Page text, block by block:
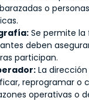
o
Se permite
deben
participan.
La
reprogramar o
operativas o